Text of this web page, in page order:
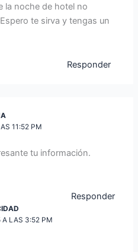
la noche de hotel no
te sirva y tengas un
Responder
11:52 PM
tu información.
Responder
A LAS 3:52 PM